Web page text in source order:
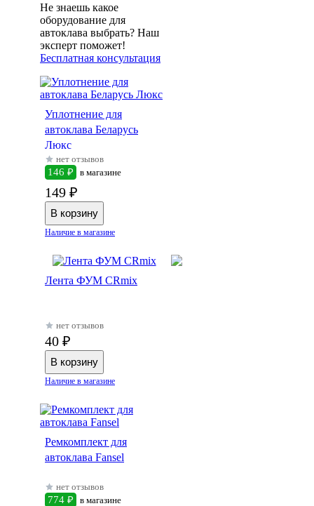
Не знаешь какое
оборудование для
автоклава выбрать? Наш
эксперт поможет!
Бесплатная консультация
Уплотнение для
автоклава Беларусь
Люкс
нет отзывов
146 ₽ в магазине
149 ₽
Наличие в магазине
Лента ФУМ CRmix
нет отзывов
40 ₽
Наличие в магазине
Ремкомплект для
автоклава Fansel
нет отзывов
774 ₽ в магазине